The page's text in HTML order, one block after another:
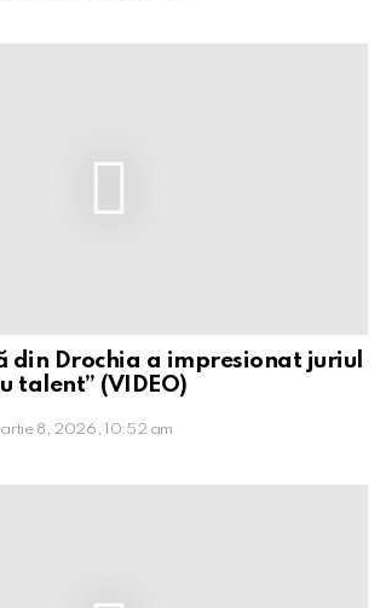
din Drochia a impresionat juriul
talent” (VIDEO)
8, 2026, 10:52 am